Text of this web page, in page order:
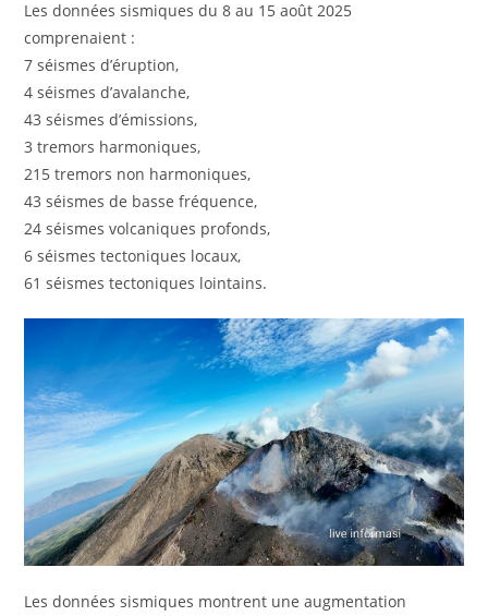
Les données sismiques du 8 au 15 août 2025
comprenaient :
7 séismes d’éruption,
4 séismes d’avalanche,
43 séismes d’émissions,
3 tremors harmoniques,
215 tremors non harmoniques,
43 séismes de basse fréquence,
24 séismes volcaniques profonds,
6 séismes tectoniques locaux,
61 séismes tectoniques lointains.
Les données sismiques montrent une augmentation